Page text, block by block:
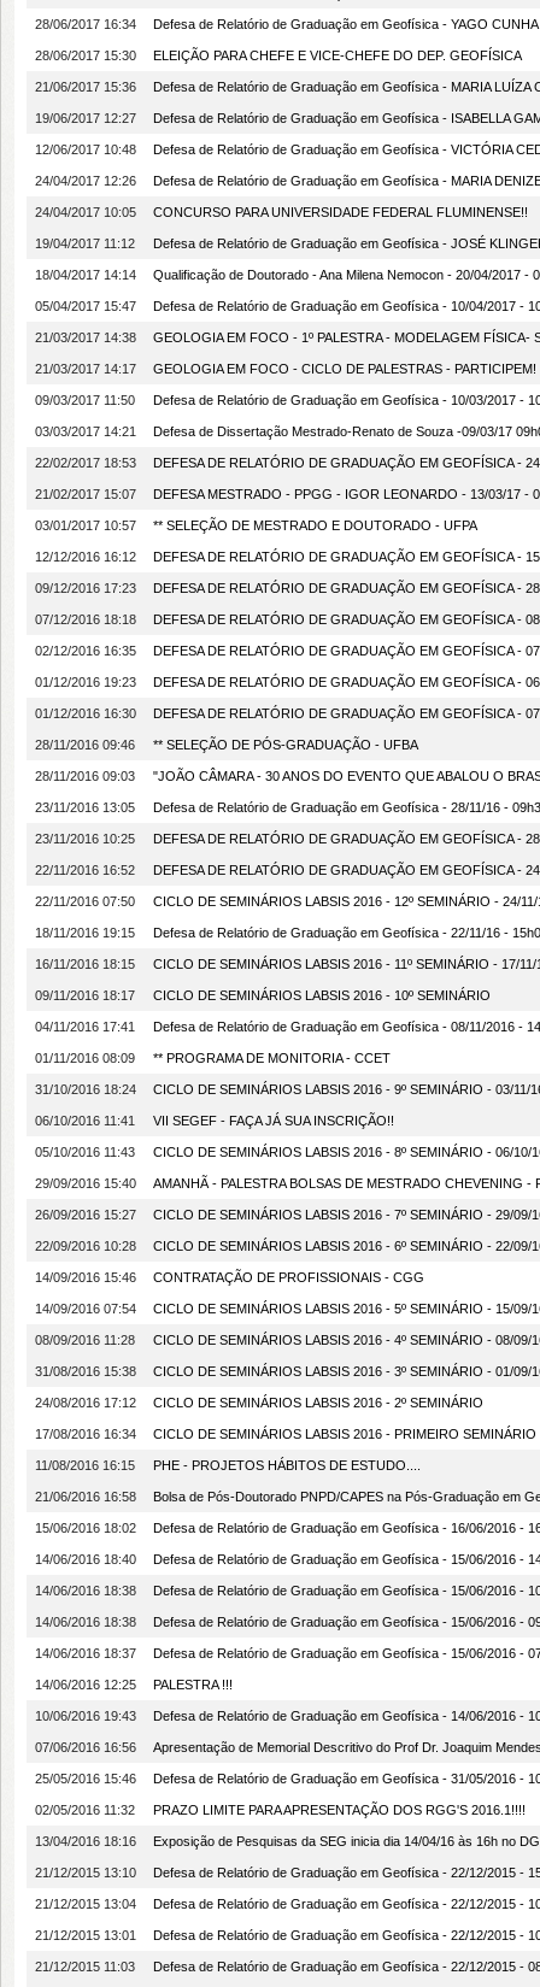
28/06/2017 16:34 Defesa de Relatório de Graduação em Geofísica - YAGO
28/06/2017 15:30 ELEIÇÃO PARA CHEFE E VICE-CHEFE DO DEP. GEOFÍSICA
21/06/2017 15:36 Defesa de Relatório de Graduação em Geofísica - MARIA
19/06/2017 12:27 Defesa de Relatório de Graduação em Geofísica - ISABELLA
12/06/2017 10:48 Defesa de Relatório de Graduação em Geofísica - VICTÓRIA
24/04/2017 12:26 Defesa de Relatório de Graduação em Geofísica - MARIA
24/04/2017 10:05 CONCURSO PARA UNIVERSIDADE FEDERAL FLUMINENSE!!
19/04/2017 11:12 Defesa de Relatório de Graduação em Geofísica - JOSÉ
18/04/2017 14:14 Qualificação de Doutorado - Ana Milena Nemocon - 20/04/2017 -
05/04/2017 15:47 Defesa de Relatório de Graduação em Geofísica - 10/04/2017 -
21/03/2017 14:38 GEOLOGIA EM FOCO - 1º PALESTRA - MODELAGEM FÍSICA-
21/03/2017 14:17 GEOLOGIA EM FOCO - CICLO DE PALESTRAS - PARTICIPEM!
09/03/2017 11:50 Defesa de Relatório de Graduação em Geofísica - 10/03/2017 -
03/03/2017 14:21 Defesa de Dissertação Mestrado-Renato de Souza -09/03/17
22/02/2017 18:53 DEFESA DE RELATÓRIO DE GRADUAÇÃO EM GEOFÍSICA -
21/02/2017 15:07 DEFESA MESTRADO - PPGG - IGOR LEONARDO - 13/03/17 -
03/01/2017 10:57 ** SELEÇÃO DE MESTRADO E DOUTORADO - UFPA
12/12/2016 16:12 DEFESA DE RELATÓRIO DE GRADUAÇÃO EM GEOFÍSICA -
09/12/2016 17:23 DEFESA DE RELATÓRIO DE GRADUAÇÃO EM GEOFÍSICA -
07/12/2016 18:18 DEFESA DE RELATÓRIO DE GRADUAÇÃO EM GEOFÍSICA -
02/12/2016 16:35 DEFESA DE RELATÓRIO DE GRADUAÇÃO EM GEOFÍSICA -
01/12/2016 19:23 DEFESA DE RELATÓRIO DE GRADUAÇÃO EM GEOFÍSICA -
01/12/2016 16:30 DEFESA DE RELATÓRIO DE GRADUAÇÃO EM GEOFÍSICA -
28/11/2016 09:46 ** SELEÇÃO DE PÓS-GRADUAÇÃO - UFBA
28/11/2016 09:03 "JOÃO CÂMARA - 30 ANOS DO EVENTO QUE ABALOU O
23/11/2016 13:05 Defesa de Relatório de Graduação em Geofísica - 28/11/16 -
23/11/2016 10:25 DEFESA DE RELATÓRIO DE GRADUAÇÃO EM GEOFÍSICA -
22/11/2016 16:52 DEFESA DE RELATÓRIO DE GRADUAÇÃO EM GEOFÍSICA -
22/11/2016 07:50 CICLO DE SEMINÁRIOS LABSIS 2016 - 12º SEMINÁRIO - 24/
18/11/2016 19:15 Defesa de Relatório de Graduação em Geofísica - 22/11/16 -
16/11/2016 18:15 CICLO DE SEMINÁRIOS LABSIS 2016 - 11º SEMINÁRIO - 17/
09/11/2016 18:17 CICLO DE SEMINÁRIOS LABSIS 2016 - 10º SEMINÁRIO
04/11/2016 17:41 Defesa de Relatório de Graduação em Geofísica - 08/11/2016 -
01/11/2016 08:09 ** PROGRAMA DE MONITORIA - CCET
31/10/2016 18:24 CICLO DE SEMINÁRIOS LABSIS 2016 - 9º SEMINÁRIO - 03/11/
06/10/2016 11:41 VII SEGEF - FAÇA JÁ SUA INSCRIÇÃO!!
05/10/2016 11:43 CICLO DE SEMINÁRIOS LABSIS 2016 - 8º SEMINÁRIO - 06/10/
29/09/2016 15:40 AMANHÃ - PALESTRA BOLSAS DE MESTRADO CHEVENING -
26/09/2016 15:27 CICLO DE SEMINÁRIOS LABSIS 2016 - 7º SEMINÁRIO - 29/09/
22/09/2016 10:28 CICLO DE SEMINÁRIOS LABSIS 2016 - 6º SEMINÁRIO - 22/09/
14/09/2016 15:46 CONTRATAÇÃO DE PROFISSIONAIS - CGG
14/09/2016 07:54 CICLO DE SEMINÁRIOS LABSIS 2016 - 5º SEMINÁRIO - 15/09/
08/09/2016 11:28 CICLO DE SEMINÁRIOS LABSIS 2016 - 4º SEMINÁRIO - 08/09/
31/08/2016 15:38 CICLO DE SEMINÁRIOS LABSIS 2016 - 3º SEMINÁRIO - 01/09/
24/08/2016 17:12 CICLO DE SEMINÁRIOS LABSIS 2016 - 2º SEMINÁRIO
17/08/2016 16:34 CICLO DE SEMINÁRIOS LABSIS 2016 - PRIMEIRO SEMINÁRIO
11/08/2016 16:15 PHE - PROJETOS HÁBITOS DE ESTUDO....
21/06/2016 16:58 Bolsa de Pós-Doutorado PNPD/CAPES na Pós-Graduação em
15/06/2016 18:02 Defesa de Relatório de Graduação em Geofísica - 16/06/2016 -
14/06/2016 18:40 Defesa de Relatório de Graduação em Geofísica - 15/06/2016 -
14/06/2016 18:38 Defesa de Relatório de Graduação em Geofísica - 15/06/2016 -
14/06/2016 18:38 Defesa de Relatório de Graduação em Geofísica - 15/06/2016 -
14/06/2016 18:37 Defesa de Relatório de Graduação em Geofísica - 15/06/2016 -
14/06/2016 12:25 PALESTRA !!!
10/06/2016 19:43 Defesa de Relatório de Graduação em Geofísica - 14/06/2016 -
07/06/2016 16:56 Apresentação de Memorial Descritivo do Prof Dr. Joaquim
25/05/2016 15:46 Defesa de Relatório de Graduação em Geofísica - 31/05/2016 -
02/05/2016 11:32 PRAZO LIMITE PARA APRESENTAÇÃO DOS RGG'S 2016.1!!!!
13/04/2016 18:16 Exposição de Pesquisas da SEG inicia dia 14/04/16 às 16h no
21/12/2015 13:10 Defesa de Relatório de Graduação em Geofísica - 22/12/2015 -
21/12/2015 13:04 Defesa de Relatório de Graduação em Geofísica - 22/12/2015 -
21/12/2015 13:01 Defesa de Relatório de Graduação em Geofísica - 22/12/2015 -
21/12/2015 11:03 Defesa de Relatório de Graduação em Geofísica - 22/12/2015 -